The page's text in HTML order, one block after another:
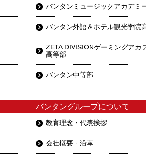
バンタンミュージックアカデミ
バンタン外語＆ホテル観光学院
ZETA DIVISIONゲーミングアカ
高等部
バンタン中等部
バンタングループについて
教育理念・代表挨拶
会社概要・沿革